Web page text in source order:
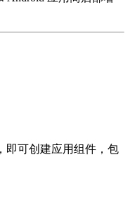
即可创建应用组件，包